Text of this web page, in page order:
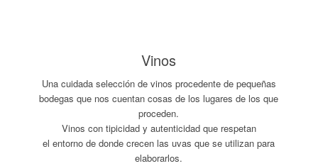
Vinos
Una cuidada selección de vinos procedente de pequeñas
bodegas que nos cuentan cosas de los lugares de los que
proceden.
Vinos con tipicidad y autenticidad que respetan
el entorno de donde crecen las uvas que se utilizan para
elaborarlos.